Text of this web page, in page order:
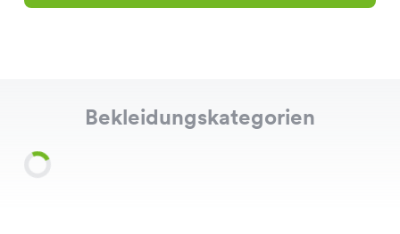
Bekleidungskategorien